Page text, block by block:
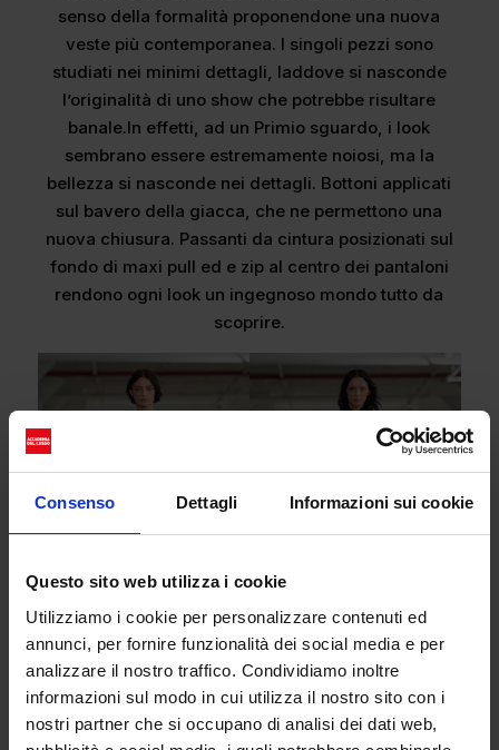
Consenso Dettagli Informazioni sui cookie
Questo sito web utilizza i cookie
Utilizziamo i cookie per personalizzare contenuti ed
annunci, per fornire funzionalità dei social media e per
analizzare il nostro traffico. Condividiamo inoltre
informazioni sul modo in cui utilizza il nostro sito con i
nostri partner che si occupano di analisi dei dati web,
senso della formalità proponendone una nuova
veste più contemporanea. I singoli pezzi sono
studiati nei minimi dettagli, laddove si nasconde
l’originalità di uno show che potrebbe risultare
banale.In effetti, ad un Primio sguardo, i look
sembrano essere estremamente noiosi, ma la
bellezza si nasconde nei dettagli. Bottoni applicati
sul bavero della giacca, che ne permettono una
nuova chiusura. Passanti da cintura posizionati sul
fondo di maxi pull ed e zip al centro dei pantaloni
rendono ogni look un ingegnoso mondo tutto da
scoprire.
Tibi Tibi